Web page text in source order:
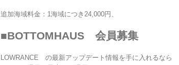
追加海域料金：1海域につき24,000円、
■BOTTOMHAUS 会員募集
LOWRANCE の最新アップデート情報を手に入れるなら